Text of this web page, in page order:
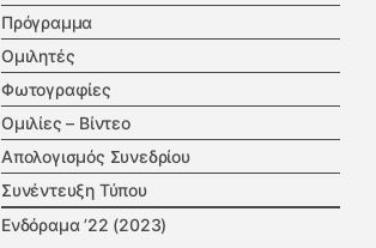
Πρόγραμμα
Ομιλητές
Φωτογραφίες
Ομιλίες – Βίντεο
Απολογισμός Συνεδρίου
Συνέντευξη Τύπου
Ενδόραμα ’22 (2023)